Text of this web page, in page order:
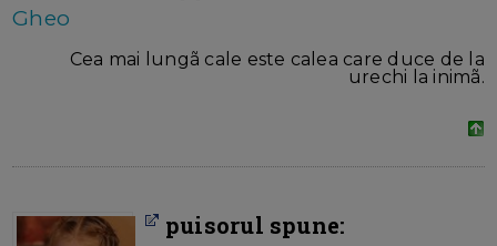
Gheo
Cea mai lungã cale este calea care duce de la
urechi la inimã.
puisorul spune: